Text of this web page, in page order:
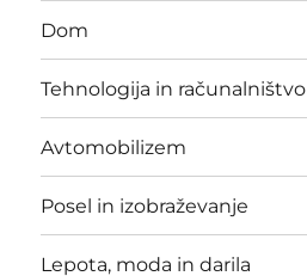
Dom
Tehnologija in računalništvo
Avtomobilizem
Posel in izobraževanje
Lepota, moda in darila